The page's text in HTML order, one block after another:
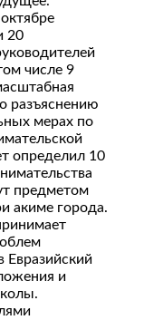
20
числе 9
разъяснению
мерах по
определил 10
предметом
акиме города.
Евразийский
и